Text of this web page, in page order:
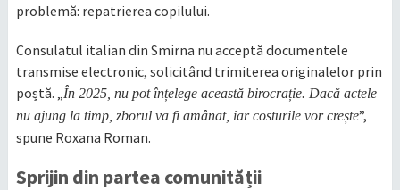
problemă: repatrierea copilului.
Consulatul italian din Smirna nu acceptă documentele
transmise electronic, solicitând trimiterea originalelor prin
poștă. „
În 2025, nu pot înțelege această birocrație. Dacă actele
nu ajung la timp, zborul va fi amânat, iar costurile vor crește”,
spune Roxana Roman.
Sprijin din partea comunității